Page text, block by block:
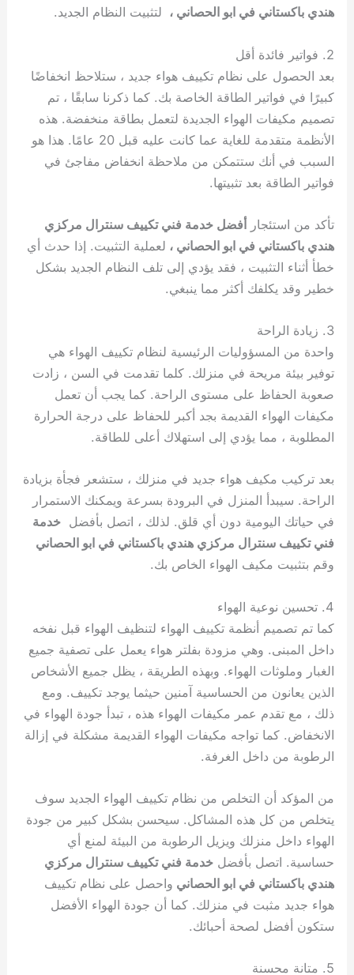
هندي باكستاني في ابو الحصاني ، لتثبيت النظام الجديد.
2. فواتير فائدة أقل
بعد الحصول على نظام تكييف هواء جديد ، ستلاحظ انخفاضًا
كبيرًا في فواتير الطاقة الخاصة بك. كما ذكرنا سابقًا ، تم
تصميم مكيفات الهواء الجديدة لتعمل بطاقة منخفضة. هذه
الأنظمة متقدمة للغاية عما كانت عليه قبل 20 عامًا. هذا هو
السبب في أنك ستتمكن من ملاحظة انخفاض مفاجئ في
فواتير الطاقة بعد تثبيتها.
تأكد من استئجارأفضل خدمة فني تكييف سنترال مركزي
هندي باكستاني في ابو الحصاني ، لعملية التثبيت. إذا حدث أي
خطأ أثناء التثبيت ، فقد يؤدي إلى تلف النظام الجديد بشكل
خطير وقد يكلفك أكثر مما ينبغي.
3. زيادة الراحة
واحدة من المسؤوليات الرئيسية لنظام تكييف الهواء هي
توفير بيئة مريحة في منزلك. كلما تقدمت في السن ، زادت
صعوبة الحفاظ على مستوى الراحة. كما يجب أن تعمل
مكيفات الهواء القديمة بجد أكبر للحفاظ على درجة الحرارة
المطلوبة ، مما يؤدي إلى استهلاك أعلى للطاقة.
بعد تركيب مكيف هواء جديد في منزلك ، ستشعر فجأة بزيادة
الراحة. سيبدأ المنزل في البرودة بسرعة ويمكنك الاستمرار
في حياتك اليومية دون أي قلق. لذلك ، اتصل بأفضلخدمة
فني تكييف سنترال مركزي هندي باكستاني في ابو الحصاني
وقم بتثبيت مكيف الهواء الخاص بك.
4. تحسين نوعية الهواء
كما تم تصميم أنظمة تكييف الهواء لتنظيف الهواء قبل نفخه
داخل المبنى. وهي مزودة بفلتر هواء يعمل على تصفية جميع
الغبار وملوثات الهواء. وبهذه الطريقة ، يظل جميع الأشخاص
الذين يعانون من الحساسية آمنين حيثما يوجد تكييف. ومع
ذلك ، مع تقدم عمر مكيفات الهواء هذه ، تبدأ جودة الهواء في
الانخفاض. كما تواجه مكيفات الهواء القديمة مشكلة في إزالة
الرطوبة من داخل الغرفة.
من المؤكد أن التخلص من نظام تكييف الهواء الجديد سوف
يتخلص من كل هذه المشاكل. سيحسن بشكل كبير من جودة
الهواء داخل منزلك ويزيل الرطوبة من البيئة لمنع أي
حساسية. اتصل بأفضلخدمة فني تكييف سنترال مركزي
هندي باكستاني في ابو الحصاني واحصل على نظام تكييف
هواء جديد مثبت في منزلك. كما أن جودة الهواء الأفضل
ستكون أفضل لصحة أحبائك.
5. متانة محسنة